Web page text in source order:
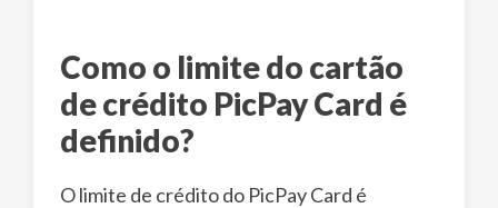
Como o limite do cartão
de crédito PicPay Card é
definido?
O limite de crédito do PicPay Card é